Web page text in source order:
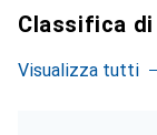
Classifica
Visualizza tutti